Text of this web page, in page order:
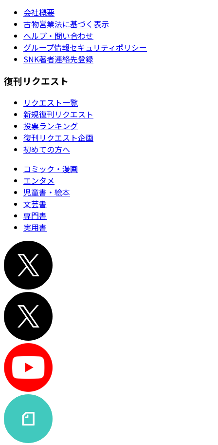
会社概要
古物営業法に基づく表示
ヘルプ・問い合わせ
グループ情報セキュリティポリシー
SNK著者連絡先登録
復刊リクエスト
リクエスト一覧
新規復刊リクエスト
投票ランキング
復刊リクエスト企画
初めての方へ
コミック・漫画
エンタメ
児童書・絵本
文芸書
専門書
実用書